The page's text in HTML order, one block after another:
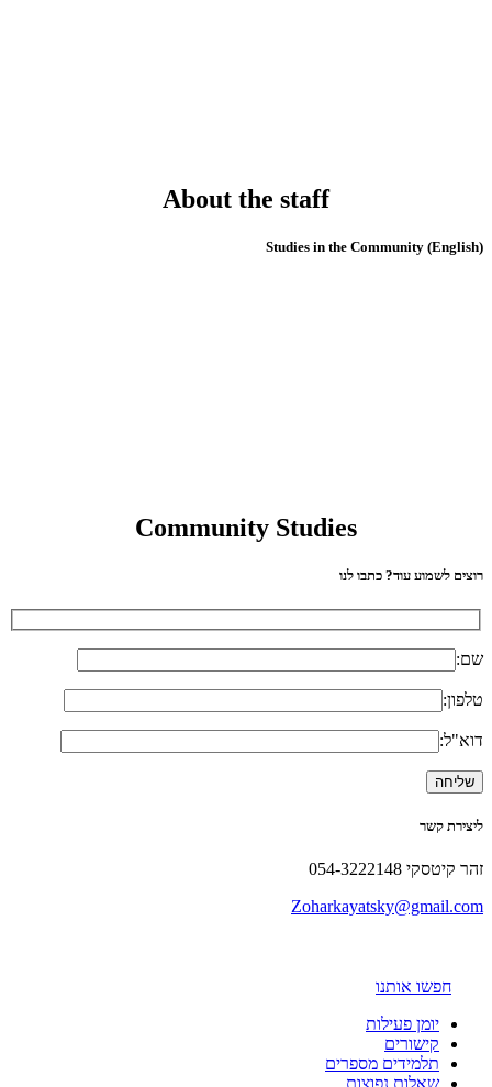
About the staff
(English) Studies in the Community
Community Studies
רוצים לשמוע עוד? כתבו לנו
שם:
טלפון:
דוא"ל:
ליצירת קשר
זהר קיטסקי 054-3222148
Zoharkayatsky@gmail.com
חפשו אותנו
יומן פעילות
קישורים
תלמידים מספרים